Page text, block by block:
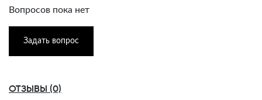
Вопросов пока нет
Задать вопрос
ОТЗЫВЫ (0)